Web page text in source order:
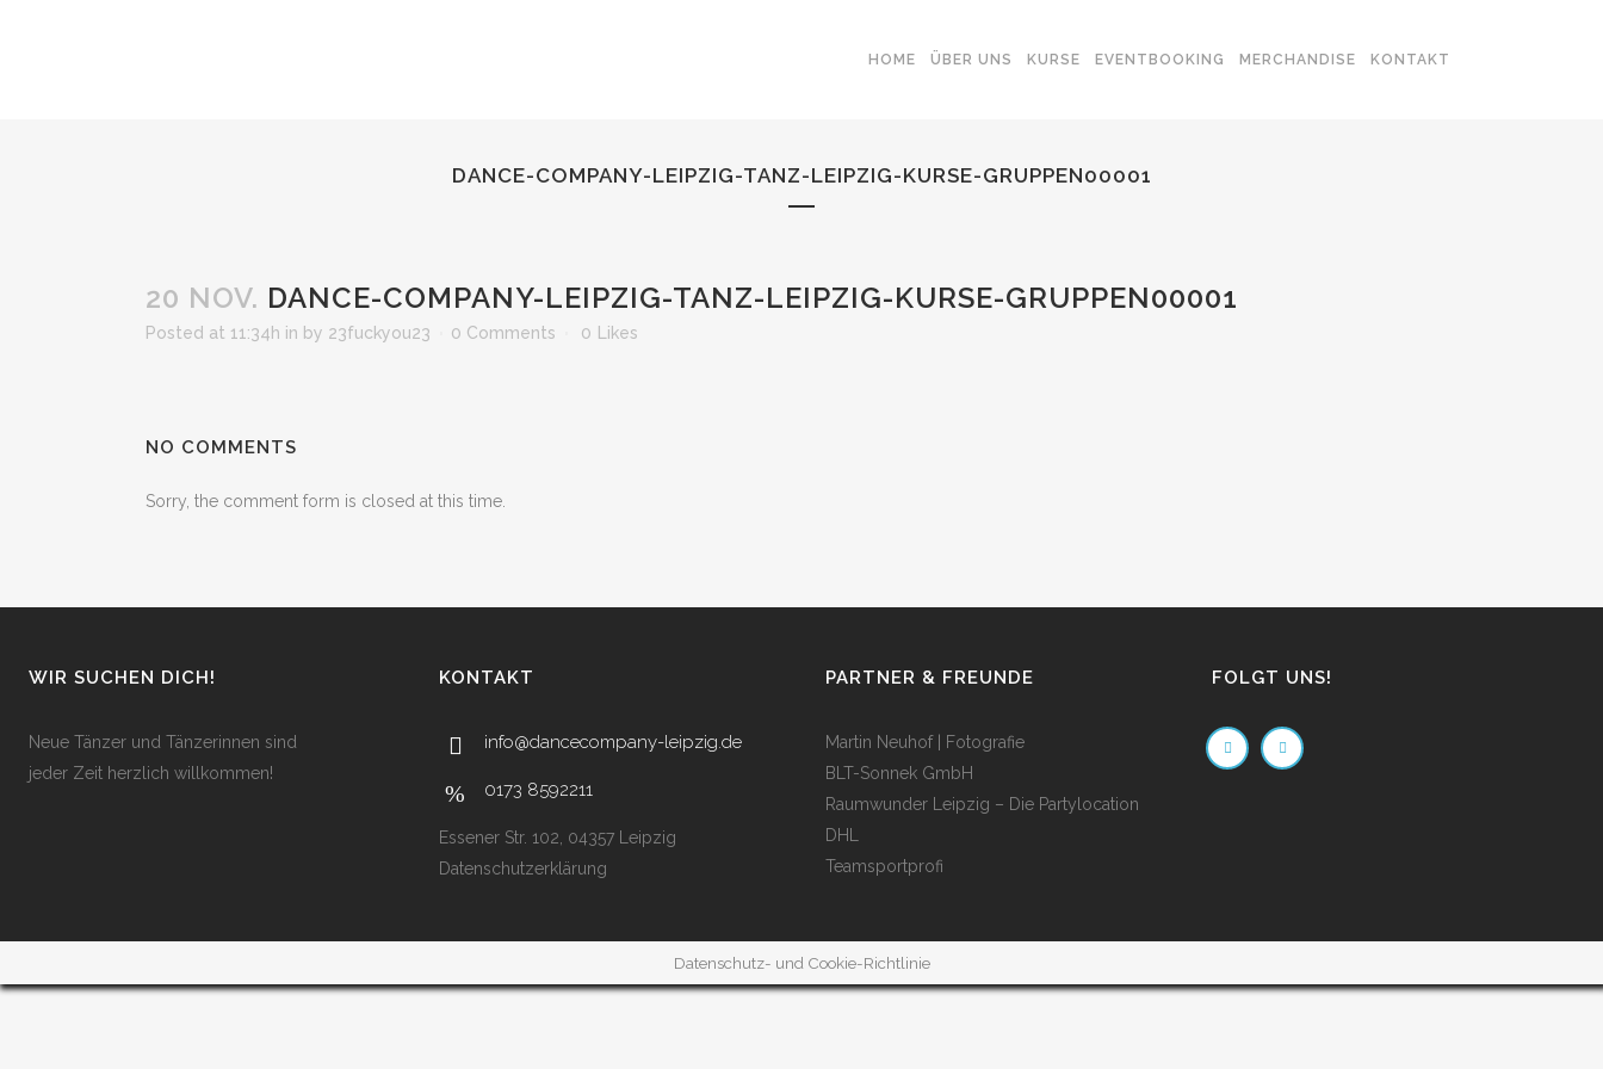
HOME ÜBER UNS KURSE EVENTBOOKING MERCHANDISE KONTAKT
DANCE-COMPANY-LEIPZIG-TANZ-LEIPZIG-KURSE-GRUPPEN00001
20 NOV. DANCE-COMPANY-LEIPZIG-TANZ-LEIPZIG-KURSE-GRUPPEN00001
Posted at 11:34h in by 23fuckyou23 0 Comments 0 Likes
NO COMMENTS
Sorry, the comment form is closed at this time.
WIR SUCHEN DICH!
Neue Tänzer und Tänzerinnen sind
jeder Zeit herzlich willkommen!
KONTAKT
info@dancecompany-leipzig.de
0173 8592211
Essener Str. 102, 04357 Leipzig
Datenschutzerklärung
PARTNER & FREUNDE
Martin Neuhof | Fotografie
BLT-Sonnek GmbH
Raumwunder Leipzig – Die Partylocation
DHL
Teamsportprofi
FOLGT UNS!
Datenschutz- und Cookie-Richtlinie